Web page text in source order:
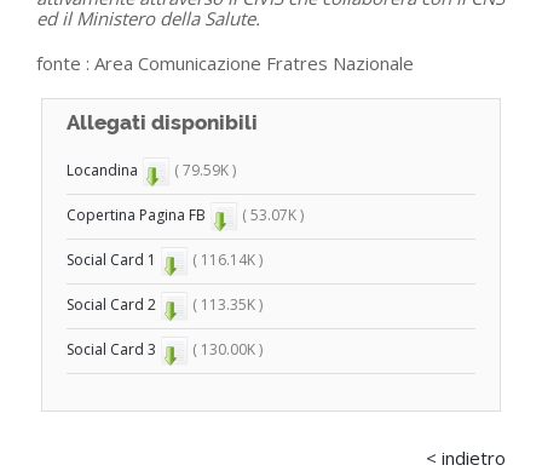
ed il Ministero della Salute.
fonte : Area Comunicazione Fratres Nazionale
Allegati disponibili
Locandina ( 79.59K )
Copertina Pagina FB ( 53.07K )
Social Card 1 ( 116.14K )
Social Card 2 ( 113.35K )
Social Card 3 ( 130.00K )
< indietro